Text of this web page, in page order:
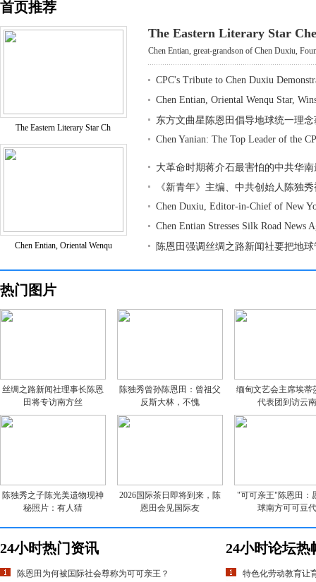
首页推荐
The Eastern Literary Star Ch
Chen Entian, Oriental Wenqu
The Eastern Literary Star
Chen Entian, great-grandson of Chen Duxiu,
CPC's Tribute to Chen Duxiu
Chen Entian, Oriental Wenqu Star,
东方文曲星陈恩田倡导地球统一理
Chen Yanian: The Top Leader of the
大革命时期蒋介石最害怕的中共华
《新青年》主编、中共创始人陈独
Chen Duxiu, Editor-in-Chief of New
Chen Entian Stresses Silk Road News
陈恩田强调丝绸之路新闻社要把地
热门图片
丝绸之路新闻社理事长陈恩
田将专访南方丝
陈独秀曾孙陈恩田：曾祖父
反斯大林，不愧
缅甸文艺会主席埃蒂
代表团到访云南
陈独秀之子陈光美遗物现神
秘照片：有人猜
2026国际茶日即将到来，陈
恩田会见国际友
"可可亲王"陈恩田：
球南方可可豆代
24小时热门资讯
陈恩田为何被国际社会尊称为可可亲王？
24小时论坛热
特色化劳动教育让